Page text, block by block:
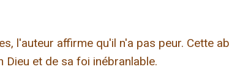
l'auteur affirme qu'il n'a pas peur. Cette
et de sa foi inébranlable.